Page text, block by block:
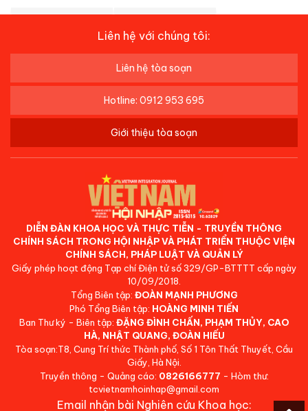
Liên hệ với chúng tôi:
Liên hệ tòa soạn
Hotline: 0912 953 695
Giới thiệu tòa soạn
DIỄN ĐÀN KHOA HỌC VÀ THỰC TIỄN - TRUYỀN THÔNG
CHÍNH SÁCH TRONG HỘI NHẬP VÀ PHÁT TRIỂN THUỘC VIỆN
CHÍNH SÁCH, PHÁP LUẬT VÀ QUẢN LÝ
Giấy phép hoạt động Tạp chí Điện tử số 329/GP-BTTTT cấp ngày
10/09/2018.
Tổng Biên tập: ĐOÀN MẠNH PHƯƠNG
Phó Tổng Biên tập: HOÀNG MINH TIẾN
Ban Thư ký - Biên tập: ĐẶNG ĐÌNH CHẤN, PHẠM THỦY, CAO
HÀ, NHẬT QUANG, ĐOÀN HIẾU
Tòa soạn:T8, Cung Trí thức Thành phố, Số 1 Tôn Thất Thuyết, Cầu
Giấy, Hà Nội.
Truyền thông - Quảng cáo: 0826166777 - Hòm thư:
tcvietnamhoinhap@gmail.com
Email nhận bài Nghiên cứu Khoa học: